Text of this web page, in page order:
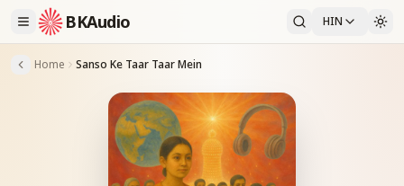
BKAudio HIN
Home Sanso Ke Taar Taar Mein